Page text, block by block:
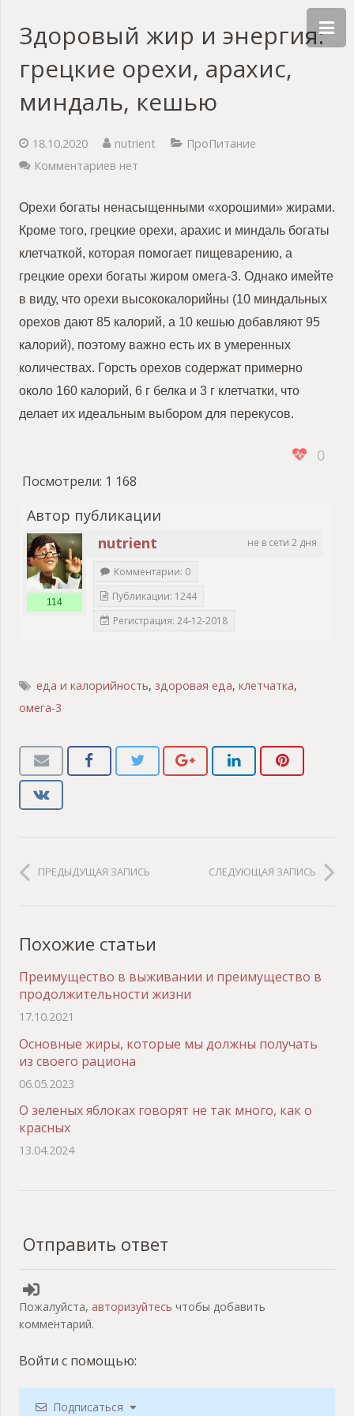
Здоровый жир и энергия:
грецкие орехи, арахис,
миндаль, кешью
18.10.2020 nutrient
ПроПитание
Комментариев нет
Орехи богаты ненасыщенными «хорошими» жирами.
Кроме того, грецкие орехи, арахис и миндаль богаты
клетчаткой, которая помогает пищеварению, а
грецкие орехи богаты жиром омега-3. Однако имейте
в виду, что орехи высококалорийны (10 миндальных
орехов дают 85 калорий, а 10 кешью добавляют 95
калорий), поэтому важно есть их в умеренных
количествах. Горсть орехов содержат примерно
около 160 калорий, 6 г белка и 3 г клетчатки, что
делает их идеальным выбором для перекусов.
0
Посмотрели: 1 168
Автор публикации
не в сети 2 дня
nutrient
114
Комментарии: 0
Публикации: 1244
Регистрация: 24-12-2018
еда и калорийность,здоровая еда,клетчатка,
омега-3
ПРЕДЫДУЩАЯ ЗАПИСЬ СЛЕДУЮЩАЯ ЗАПИСЬ
Похожие статьи
Преимущество в выживании и преимущество в
продолжительности жизни
17.10.2021
Основные жиры, которые мы должны получать
из своего рациона
06.05.2023
О зеленых яблоках говорят не так много, как о
красных
13.04.2024
Отправить ответ
Пожалуйста, авторизуйтесь чтобы добавить
комментарий.
Войти с помощью:
Подписаться